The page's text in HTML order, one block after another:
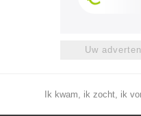
Uw
Ik kwam, ik zocht, ik